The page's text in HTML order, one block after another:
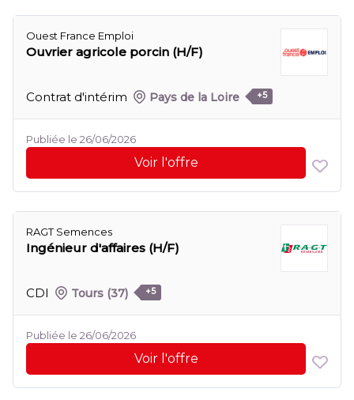
Ouest France Emploi
Ouvrier agricole porcin (H/F)
Contrat d'intérim Pays de la Loire +5
Publiée le 26/06/2026
Voir l'offre
RAGT Semences
Ingénieur d'affaires (H/F)
CDI Tours (37) +5
Publiée le 26/06/2026
Voir l'offre